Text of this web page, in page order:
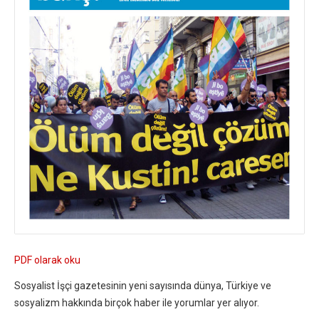
PDF olarak oku
Sosyalist İşçi gazetesinin yeni sayısında dünya, Türkiye ve
sosyalizm hakkında birçok haber ile yorumlar yer alıyor.